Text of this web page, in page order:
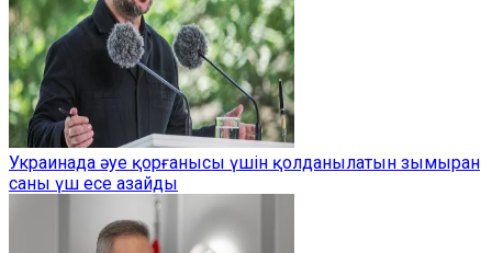
Украинада әуе қорғанысы үшін қолданылатын зымыран
саны үш есе азайды